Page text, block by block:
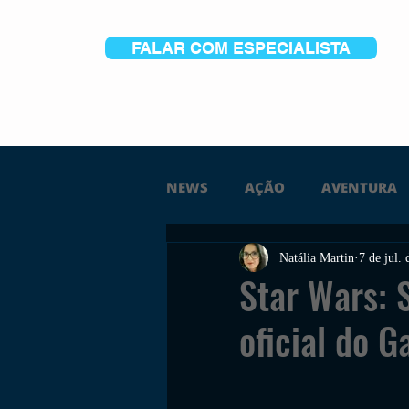
FALAR COM ESPECIALISTA
NEWS AÇÃO AVENTURA
FICÇÃO TERROR PC
TRAILER PLATAFORMA
Star Wars:
oficial do
Natália Martin 7 de jul.